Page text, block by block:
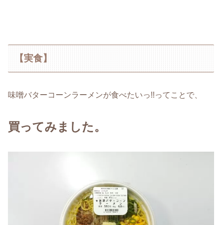
【実食】
味噌バターコーンラーメンが食べたいっ!!ってことで、
買ってみました。